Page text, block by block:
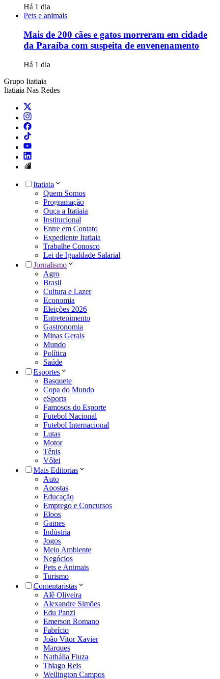
Há 1 dia
Pets e animais
Mais de 200 cães e gatos morreram em cidade
da Paraíba com suspeita de envenenamento
Há 1 dia
Grupo Itatiaia
Itatiaia Nas Redes
Itatiaia
Quem Somos
Programação
Ouça a Itatiaia
Institucional
Entre em Contato
Expediente Itatiaia
Trabalhe Conosco
Lei de Igualdade Salarial
Jornalismo
Agro
Brasil
Cultura e Lazer
Economia
Eleições 2026
Entretenimento
Gastronomia
Minas Gerais
Mundo
Política
Saúde
Esportes
Basquete
Copa do Mundo
eSports
Famosos do Esporte
Futebol Nacional
Futebol Internacional
Lutas
Motor
Tênis
Vôlei
Mais Editorias
Auto
Apostas
Educação
Emprego e Concursos
Eloos
Games
Indústria
Jogos
Meio Ambiente
Negócios
Pets e Animais
Turismo
Comentaristas
Alê Oliveira
Alexandre Simões
Edu Panzi
Emerson Romano
Fabrício
João Vitor Xavier
Marques
Nathália Fiuza
Thiago Reis
Wellington Campos